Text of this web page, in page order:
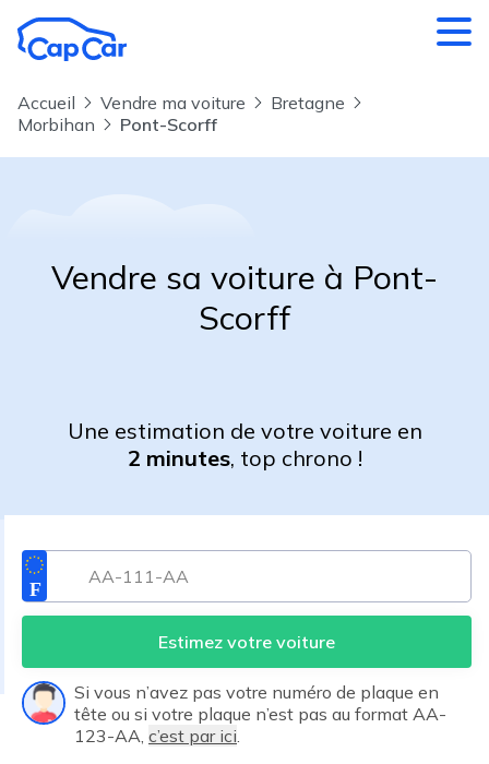
Accueil Vendre ma voiture
Bretagne
Morbihan
Pont-Scorff
Vendre sa voiture à Pont-
Scorff
Une estimation de votre voiture en
2 minutes, top chrono !
Estimez votre voiture
Si vous n’avez pas votre numéro de plaque en
tête ou si votre plaque n’est pas au format AA-
123-AA, c’est par ici